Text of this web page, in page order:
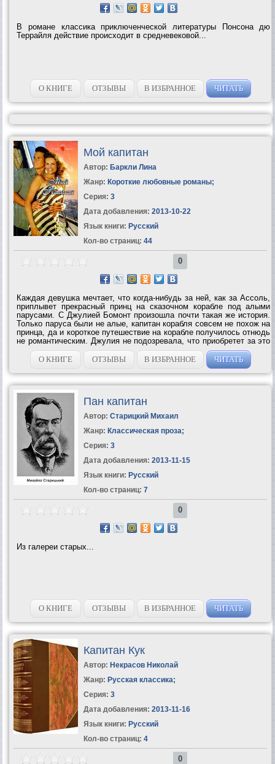
В романе классика приключенческой литературы Понсона дю
Террайля действие происходит в средневековой...
О КНИГЕ ОТЗЫВЫ В ИЗБРАННОЕ ЧИТАТЬ
Мой капитан
Автор: Баркли Лина
Жанр: Короткие любовные романы;
Серия: 3
Дата добавления: 2013-10-22
Язык книги: Русский
Кол-во страниц: 44
0
Каждая девушка мечтает, что когда-нибудь за ней, как за Ассоль,
приплывет прекрасный принц на сказочном корабле под алыми
парусами. С Джулией Бомонт произошла почти такая же история.
Только паруса были не алые, капитан корабля совсем не похож на
принца, да и короткое путешествие на корабле получилось отнюдь
не романтическим. Джулия не подозревала, что приобретет за это
время преданных друзей, сменит профессию, испытает восторги...
О КНИГЕ
ОТЗЫВЫ В ИЗБРАННОЕ ЧИТАТЬ
Пан капитан
Автор: Старицкий Михаил
Жанр: Классическая проза;
Серия: 3
Дата добавления: 2013-11-15
Язык книги: Русский
Кол-во страниц: 7
0
Из галереи старых...
О КНИГЕ ОТЗЫВЫ В ИЗБРАННОЕ ЧИТАТЬ
Капитан Кук
Автор: Некрасов Николай
Жанр: Русская классика;
Серия: 3
Дата добавления: 2013-11-16
Язык книги: Русский
Кол-во страниц: 4
0